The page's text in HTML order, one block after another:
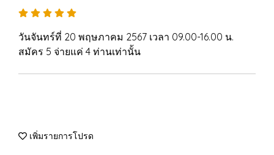
วันจันทร์ที่ 20 พฤษภาคม 2567 เวลา 09.00-16.00 น.
สมัคร 5 จ่ายแค่ 4 ท่านเท่านั้น
เพิ่มรายการโปรด